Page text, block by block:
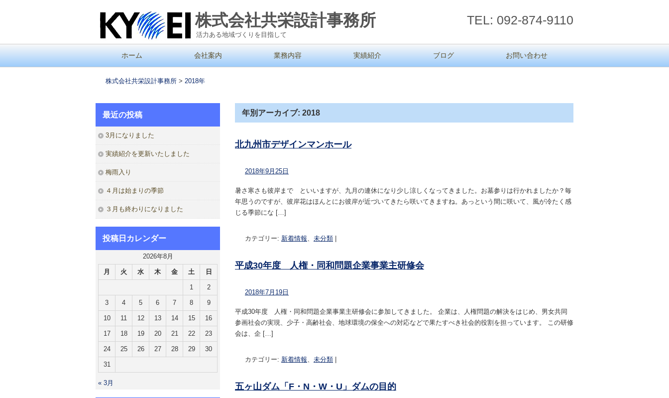
株式会社共栄設計事務所
活力ある地域づくりを目指して
TEL: 092-874-9110
メインメニュー
テ
ツ
へ
移
ホーム 会社案内 業務内容 実績紹介 ブログ お問い合わせ
株式会社共栄設計事務所 > 2018年
年別アーカイブ: 2018
北九州市デザインマンホール
2018年9月25日
暑さ寒さも彼岸まで といいますが、九月の連休になり少し涼しくなってきました。お墓参りは行かれましたか？毎
年思うのですが、彼岸花はほんとにお彼岸が近づいてきたら咲いてきますね。あっという間に咲いて、風が冷たく感
じる季節にな […]
カテゴリー: 新着情報、 未分類
平成30年度 人権・同和問題企業事業主研修会
2018年7月19日
平成30年度 人権・同和問題企業事業主研修会に参加してきました。 企業は、人権問題の解決をはじめ、男女共同
参画社会の実現、少子・高齢社会、地球環境の保全への対応などで果たすべき社会的役割を担っています。 この研修
会は、企 […]
カテゴリー: 新着情報、 未分類
五ヶ山ダム「F・N・W・U」ダムの目的
最近の投稿
3月になりました
実績紹介を更新いたしました
梅雨入り
４月は始まりの季節
３月も終わりになりました
投稿日カレンダー
2026年8月
月 火 水 木 金 土 日
1 2
3 4 5 6 7 8 9
10 11 12 13 14 15 16
17 18 19 20 21 22 23
24 25 26 27 28 29 30
31
« 3月